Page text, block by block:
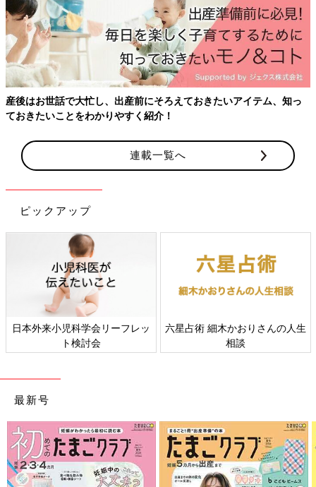
初めてママ&パパのための365日の離乳食カレンダー (ベネッセ・
ムック たまひよブックス)
Amazonで見る
産後はお世話で大忙し、出産前にそろえておきたいアイテム、知っ
ておきたいことをわかりやすく紹介！
連載一覧へ
ピックアップ
日本外来小児科学会リーフレッ
ト検討会
六星占術 細木かおりさんの人生
相談
最新号